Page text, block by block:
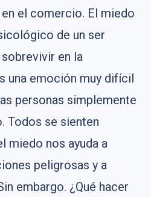
el comercio. El miedo
de un ser
en la
una emoción muy difícil
personas simplemente
Todos se sienten
miedo nos ayuda a
peligrosas y a
embargo. ¿Qué hacer